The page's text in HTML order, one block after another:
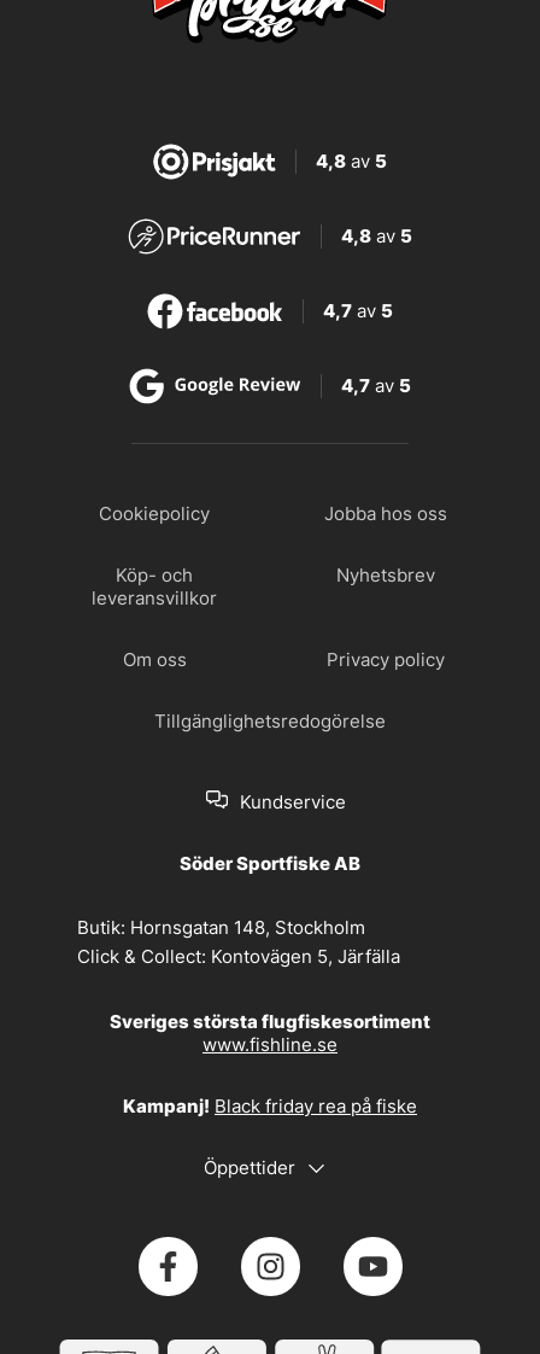
4,8av 5
4,8 av 5
4,7 av 5
4,7 av 5
Cookiepolicy Jobba hos oss
Köp- och
leveransvillkor
Nyhetsbrev
Om oss Privacy policy
Tillgänglighetsredogörelse
Kundservice
Söder Sportfiske AB
Butik: Hornsgatan 148, Stockholm
Click & Collect: Kontovägen 5, Järfälla
Sveriges största flugfiskesortiment
www.fishline.se
Kampanj! Black friday rea på fiske
Öppettider